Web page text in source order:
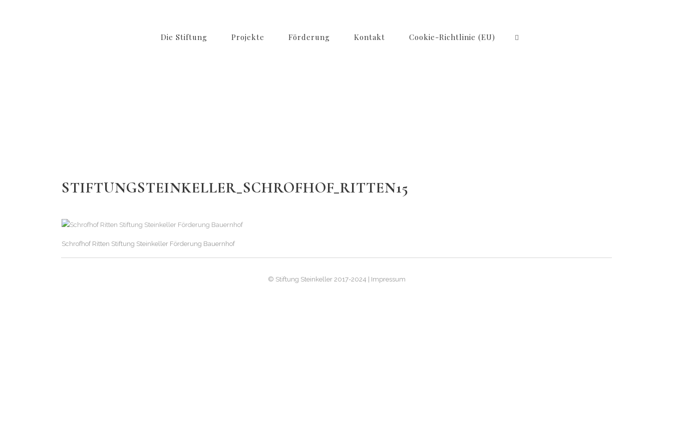
Die Stiftung Projekte Förderung Kontakt Cookie-Richtlinie (EU)
STIFTUNGSTEINKELLER_SCHROFHOF_RITTEN15
Schrofhof Ritten Stiftung Steinkeller Förderung Bauernhof
© Stiftung Steinkeller 2017-2024 | Impressum